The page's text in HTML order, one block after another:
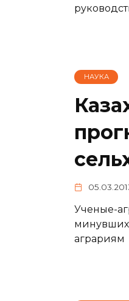
НАУКА
Ученые-
минувших
аграриям